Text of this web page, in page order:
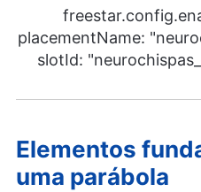
placementName:
slotId:
Elementos
uma parábola